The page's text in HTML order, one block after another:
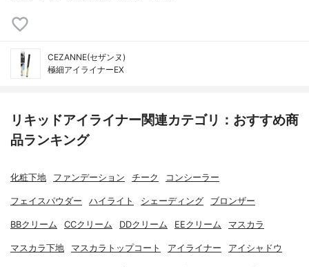
CEZANNE(セザンヌ)
極細アイライナーEX
リキッドアイライナー関連カテゴリ：おすすめ商
品ランキング
化粧下地 ファンデーション チーク コンシーラー
フェイスパウダー ハイライト シェーディング ブロンザー
BBクリーム CCクリーム DDクリーム EEクリーム マスカラ
マスカラ下地 マスカラトップコート アイライナー アイシャドウ